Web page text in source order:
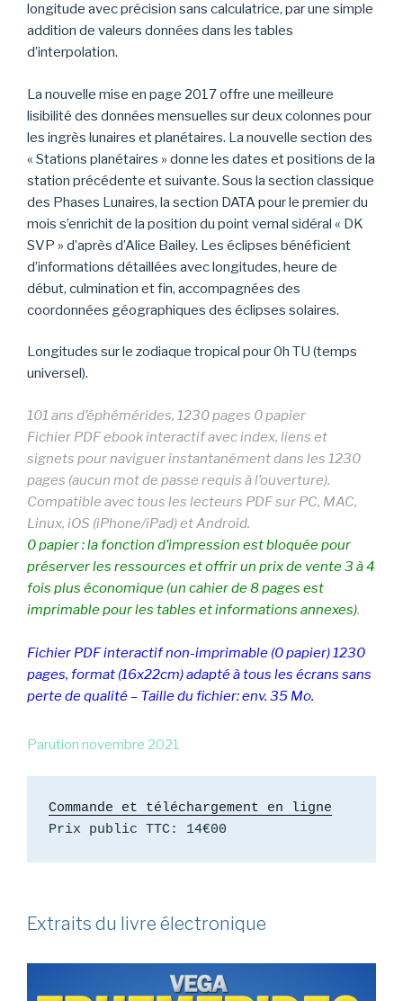
longitude avec précision sans calculatrice, par une simple
addition de valeurs données dans les tables
d’interpolation.
La nouvelle mise en page 2017 offre une meilleure
lisibilité des données mensuelles sur deux colonnes pour
les ingrès lunaires et planétaires. La nouvelle section des
« Stations planétaires » donne les dates et positions de la
station précédente et suivante. Sous la section classique
des Phases Lunaires, la section DATA pour le premier du
mois s’enrichit de la position du point vernal sidéral « DK
SVP » d’après d’Alice Bailey. Les éclipses bénéficient
d’informations détaillées avec longitudes, heure de
début, culmination et fin, accompagnées des
coordonnées géographiques des éclipses solaires.
Longitudes sur le zodiaque tropical pour 0h TU (temps
universel).
101 ans d’éphémérides, 1230 pages 0 papier
Fichier PDF ebook interactif avec index, liens et
signets pour naviguer instantanément dans les 1230
pages (aucun mot de passe requis à l’ouverture).
Compatible avec tous les lecteurs PDF sur PC, MAC,
Linux, iOS (iPhone/iPad) et Android.
0 papier : la fonction d’impression est bloquée pour
préserver les ressources et offrir un prix de vente 3 à 4
fois plus économique (un cahier de 8 pages est
imprimable pour les tables et informations annexes).
Fichier PDF interactif non-imprimable (0 papier) 1230
pages, format (16x22cm) adapté à tous les écrans sans
perte de qualité – Taille du fichier: env. 35 Mo.
Parution novembre 2021
Commande et téléchargement en ligne
Extraits du livre électronique